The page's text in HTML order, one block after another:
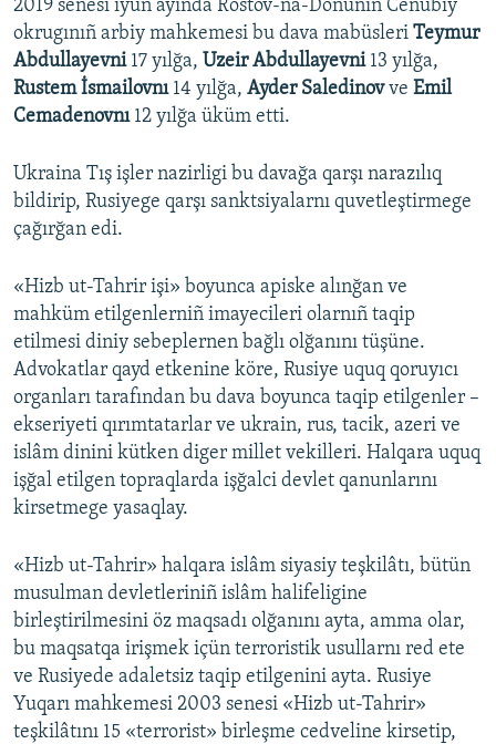
2019 senesi iyün ayında Rostov-na-Donunıñ Cenübiy
okrugınıñ arbiy mahkemesi bu dava mabüsleri Teymur
Abdullayevni17 yılğa, Uzeir Abdullayevni 13 yılğa,
Rustem İsmailovnı 14 yılğa, Ayder Saledinovve Emil
Cemadenovnı 12 yılğa üküm etti.
Ukraina Tış işler nazirligi bu davağa qarşı narazılıq
bildirip, Rusiyege qarşı sanktsiyalarnı quvetleştirmege
çağırğan edi.
«Hizb ut-Tahrir işi» boyunca apiske alınğan ve
mahküm etilgenlerniñ imayecileri olarnıñ taqip
etilmesi diniy sebeplernen bağlı olğanını tüşüne.
Advokatlar qayd etkenine köre, Rusiye uquq qoruyıcı
organları tarafından bu dava boyunca taqip etilgenler –
ekseriyeti qırımtatarlar ve ukrain, rus, tacik, azeri ve
islâm dinini kütken diger millet vekilleri. Halqara uquq
işğal etilgen topraqlarda işğalci devlet qanunlarını
kirsetmege yasaqlay.
«Hizb ut-Tahrir» halqara islâm siyasiy teşkilâtı, bütün
musulman devletleriniñ islâm halifeligine
birleştirilmesini öz maqsadı olğanını ayta, amma olar,
bu maqsatqa irişmek içün terroristik usullarnı red ete
ve Rusiyede adaletsiz taqip etilgenini ayta. Rusiye
Yuqarı mahkemesi 2003 senesi «Hizb ut-Tahrir»
teşkilâtını 15 «terrorist» birleşme cedveline kirsetip,